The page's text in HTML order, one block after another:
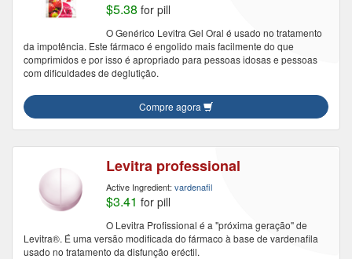
$5.38 for pill
O Genérico Levitra Gel Oral é usado no tratamento
da impotência. Este fármaco é engolido mais facilmente do que
comprimidos e por isso é apropriado para pessoas idosas e pessoas
com dificuldades de deglutição.
Compre agora
Levitra professional
Active Ingredient: vardenafil
$3.41 for pill
O Levitra Profissional é a "próxima geração" de
Levitra®. É uma versão modificada do fármaco à base de vardenafila
usado no tratamento da disfunção eréctil.